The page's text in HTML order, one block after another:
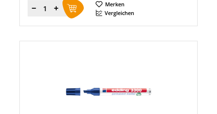
Menge
Merken
Vergleichen